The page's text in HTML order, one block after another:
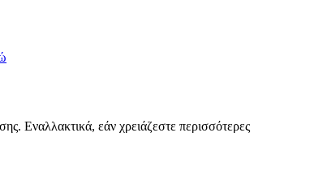
Εναλλακτικά, εάν χρειάζεστε περισσότερες